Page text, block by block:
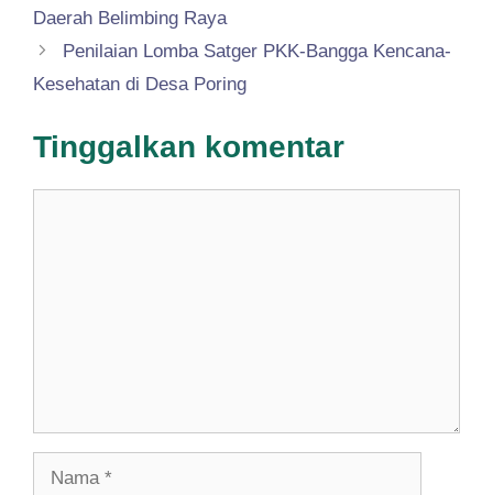
Daerah Belimbing Raya
Penilaian Lomba Satger PKK-Bangga Kencana-
Kesehatan di Desa Poring
Tinggalkan komentar